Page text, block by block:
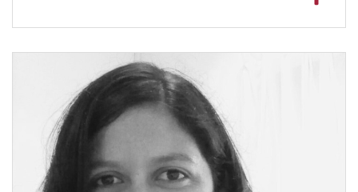
experiencia en el ámbito público y privado.
Universidad de Belgrano desde hace 8 años.
[/ubp_show_more]